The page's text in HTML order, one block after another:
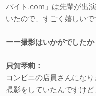
バイト.com」は先輩が出
いたので、すごく嬉しいで
ーー撮影はいかがでしたか
貝賀琴莉：
コンビニの店員さんにな
撮影をしていたんですけ